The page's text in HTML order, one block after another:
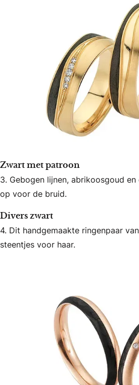
Zwart met patroon
3. Gebogen lijnen, abrikoosgoud
op voor de bruid.
Divers zwart
4. Dit handgemaakte ringenpaar van
steentjes voor haar.